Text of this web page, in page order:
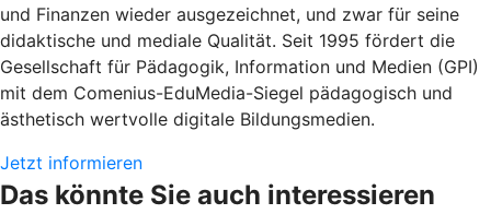
und Finanzen wieder ausgezeichnet, und zwar für seine
didaktische und mediale Qualität. Seit 1995 fördert die
Gesellschaft für Pädagogik, Information und Medien (GPI)
mit dem Comenius-EduMedia-Siegel pädagogisch und
ästhetisch wertvolle digitale Bildungsmedien.
Jetzt informieren
Das könnte Sie auch interessieren